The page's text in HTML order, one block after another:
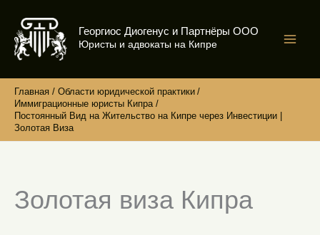
содержимому
Георгиос Диогенус и Партнёры ООО
Юристы и адвокаты на Кипре
Главная
Области юридической практики
Иммиграционные юристы Кипра
Постоянный Вид на Жительство на Кипре через Инвестиции |
Золотая Виза
Золотая виза Кипра